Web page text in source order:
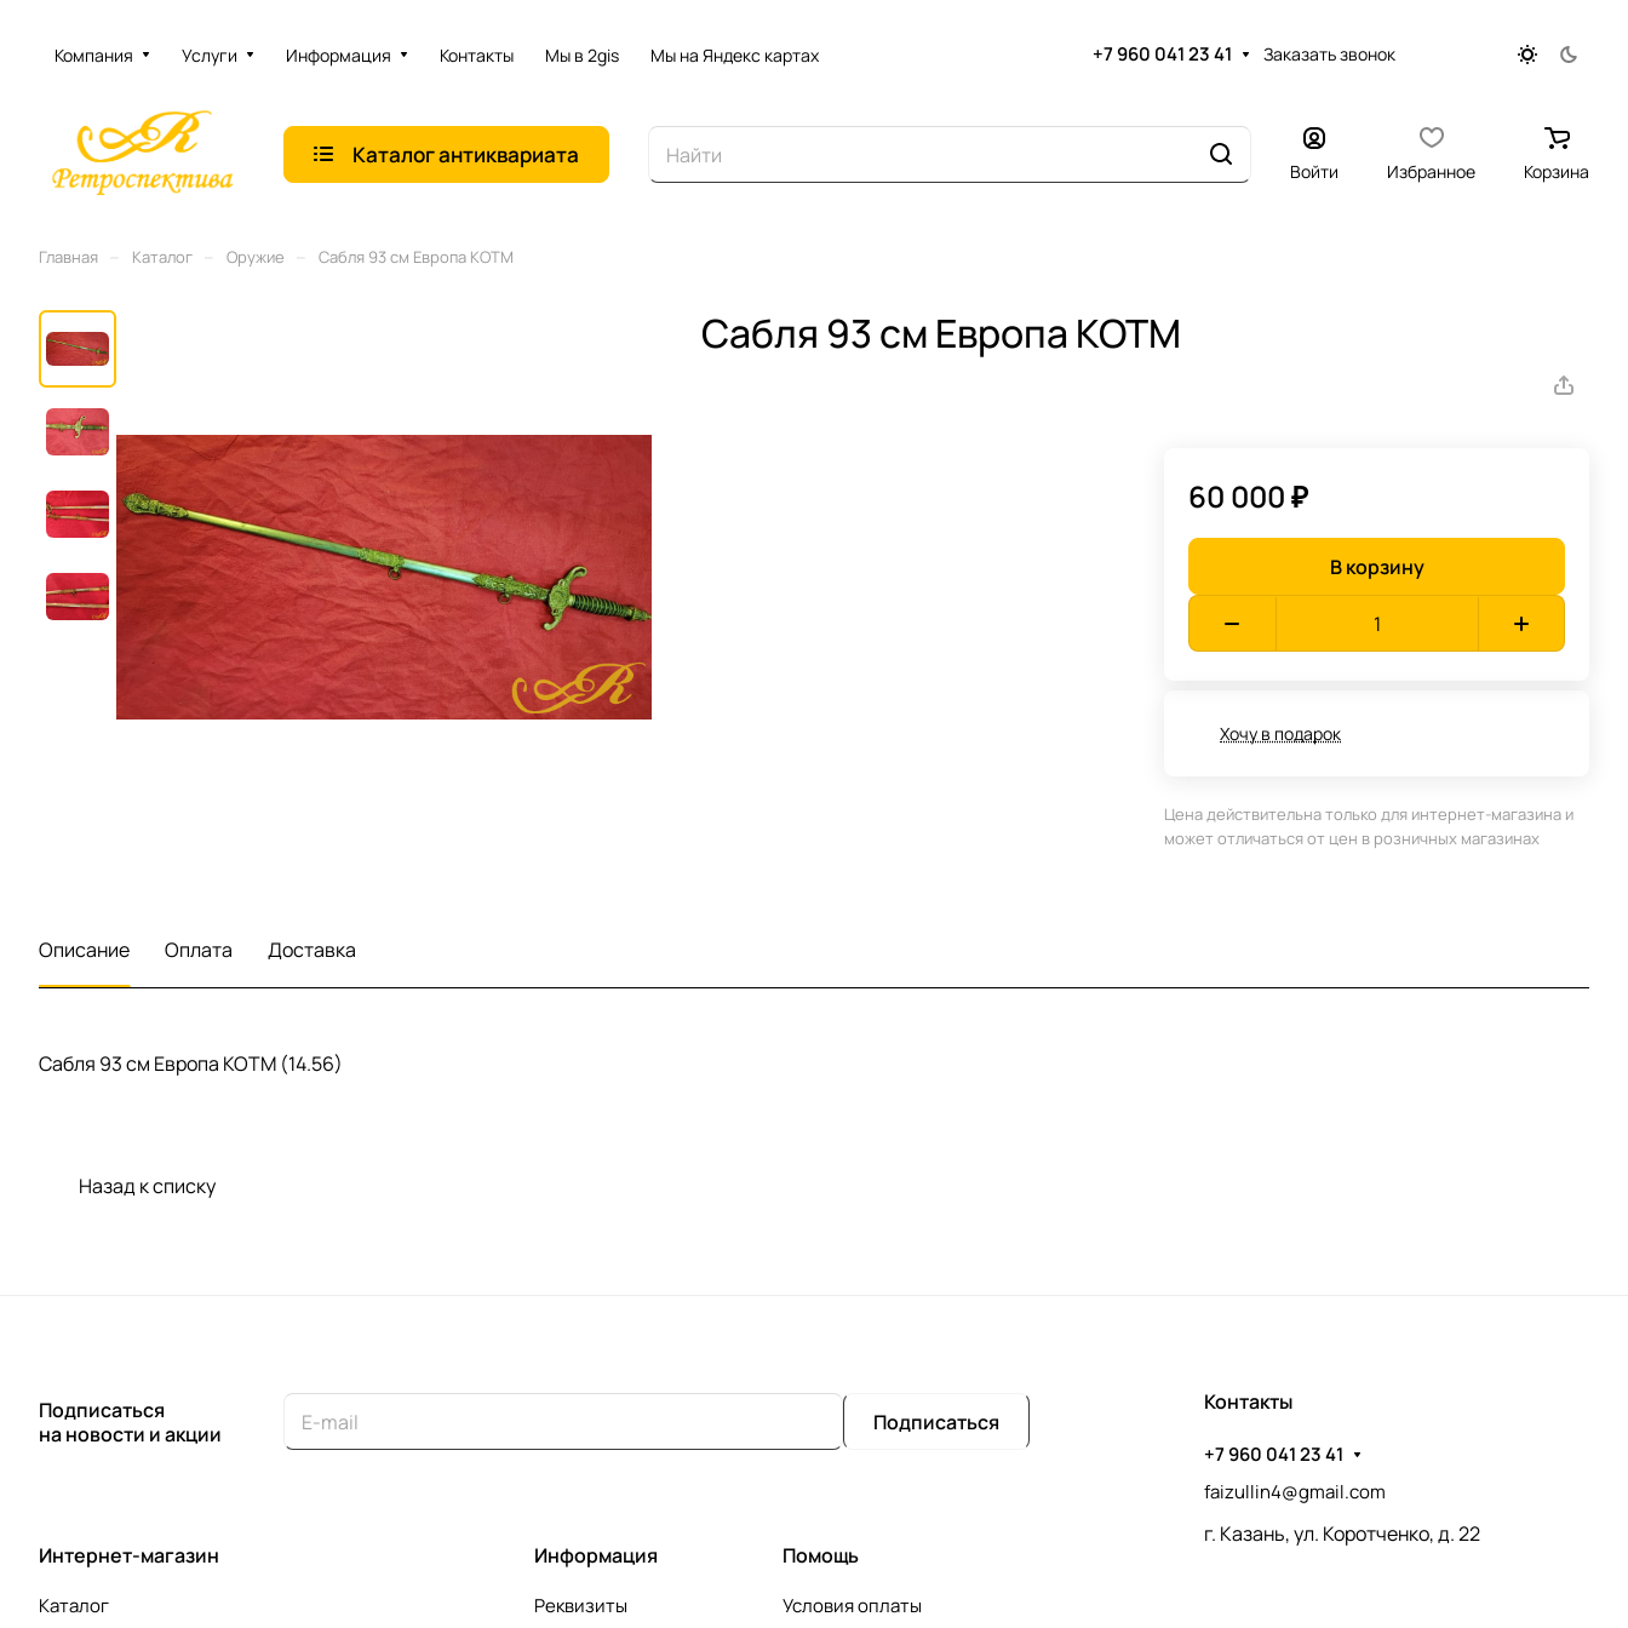
Компания Услуги Информация Контакты Мы в 2gis Мы на Яндекс картах +7 960 041 23 41 Заказать звонок
Каталог антиквариата
Войти Избранное Корзина
Главная Каталог Оружие Сабля 93 см Европа КОТМ
Сабля 93 см Европа КОТМ
60 000 ₽
В корзину
Хочу в подарок
Цена действительна только для интернет-магазина и
может отличаться от цен в розничных магазинах
Описание Оплата Доставка
Сабля 93 см Европа КОТМ (14.56)
Назад к списку
Подписаться
на новости и акции
Подписаться
Интернет-магазин
Каталог
Информация
Реквизиты
Помощь
Условия оплаты
Контакты
+7 960 041 23 41
faizullin4@gmail.com
г. Казань, ул. Коротченко, д. 22